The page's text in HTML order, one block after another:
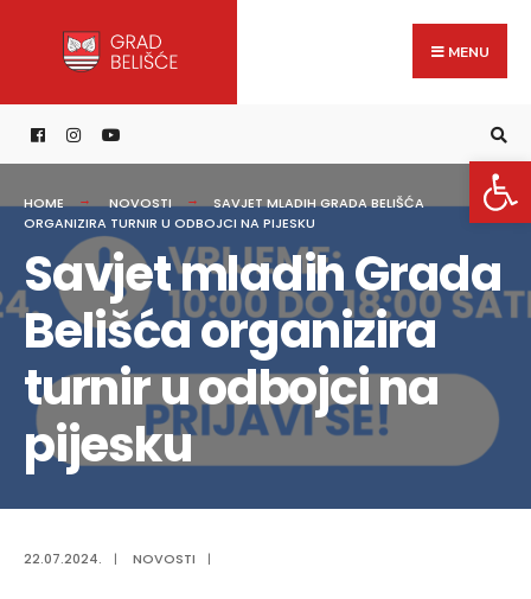
content
MENU
HOME NOVOSTI
SAVJET MLADIH GRADA BELIŠĆA
ORGANIZIRA TURNIR U ODBOJCI NA PIJESKU
Savjet mladih Grada
Belišća organizira
turnir u odbojci na
pijesku
22.07.2024. | NOVOSTI |
for: